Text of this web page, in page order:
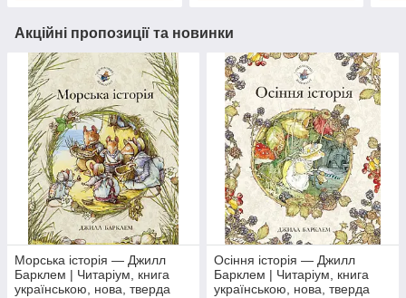
Акційні пропозиції та новинки
Морська історія — Джилл
Барклем | Читаріум, книга
українською, нова, тверда
Осіння історія — Джилл
Барклем | Читаріум, книга
українською, нова, тверда